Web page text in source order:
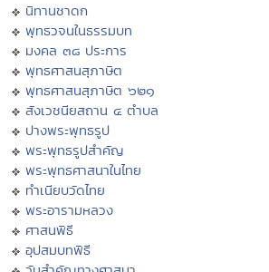
นิทานชาดก
พุทธวจนในธรรมบท
มงคล ๓๘ ประการ
พุทธศาสนสุภาษิต
พุทธศาสนสุภาษิต ๖๒๑
สังเวชนียสถาน ๔ ตำบล
ปางพระพุทธรูป
พระพุทธรูปสำคัญ
พระพุทธศาสนาในไทย
ทำเนียบวัดไทย
พระอารามหลวง
ศาสนพิธี
อุปสมบทพิธี